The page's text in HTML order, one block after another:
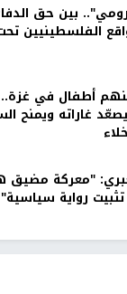
بين حق
الفلسطينيين
أطفال في غزة..
يصعّد غاراته ويمنح
"معركة مضيق
رواية سياسية"